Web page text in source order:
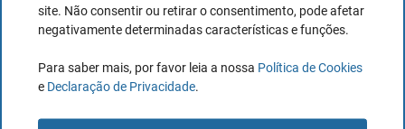
site. Não consentir ou retirar o consentimento, pode afetar
negativamente determinadas características e funções.
Para saber mais, por favor leia a nossa Política de Cookies
e Declaração de Privacidade.
Não é recomendado investir em fundos de fundo para que
fundo investirem em fundos das mesma empresa os
mesmos, não poderão duplicar as comissões.